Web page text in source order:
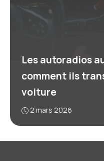
Les autoradios
comment ils
voiture
2 mars 2026